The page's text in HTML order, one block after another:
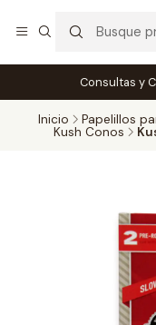
Consultas y
Inicio Papelillos
Kush Conos